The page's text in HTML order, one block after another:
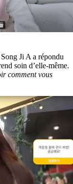
Ji A a répondu
soin d’elle-même.
comment vous